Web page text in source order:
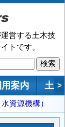
営する土木技
トです。
案内 土 >
資源機構）